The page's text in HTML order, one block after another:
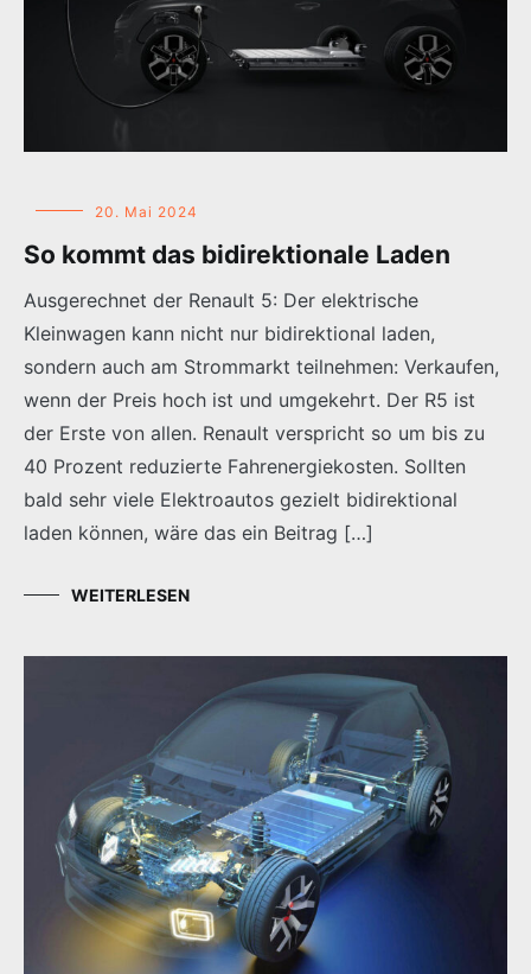
20. Mai 2024
So kommt das bidirektionale Laden
Ausgerechnet der Renault 5: Der elektrische
Kleinwagen kann nicht nur bidirektional laden,
sondern auch am Strommarkt teilnehmen: Verkaufen,
wenn der Preis hoch ist und umgekehrt. Der R5 ist
der Erste von allen. Renault verspricht so um bis zu
40 Prozent reduzierte Fahrenergiekosten. Sollten
bald sehr viele Elektroautos gezielt bidirektional
laden können, wäre das ein Beitrag […]
WEITERLESEN